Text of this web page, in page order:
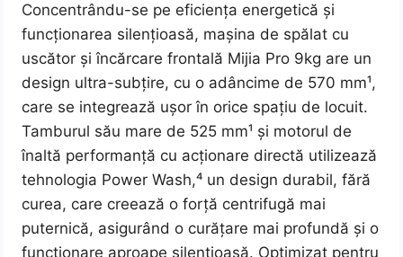
Concentrându-se pe eficiența energetică și
funcționarea silențioasă, mașina de spălat cu
uscător și încărcare frontală Mijia Pro 9kg are un
design ultra-subțire, cu o adâncime de 570 mm¹,
care se integrează ușor în orice spațiu de locuit.
Tamburul său mare de 525 mm¹ și motorul de
înaltă performanță cu acționare directă utilizează
tehnologia Power Wash,⁴ un design durabil, fără
curea, care creează o forță centrifugă mai
puternică, asigurând o curățare mai profundă și o
funcționare aproape silențioasă. Optimizat pentru